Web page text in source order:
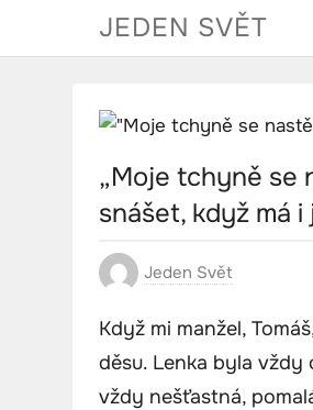
JEDEN SVĚT
„Moje tchyně se
snášet, když má i
Jeden Svět
Když mi manžel,
děsu. Lenka byla vždy
vždy nešťastná,